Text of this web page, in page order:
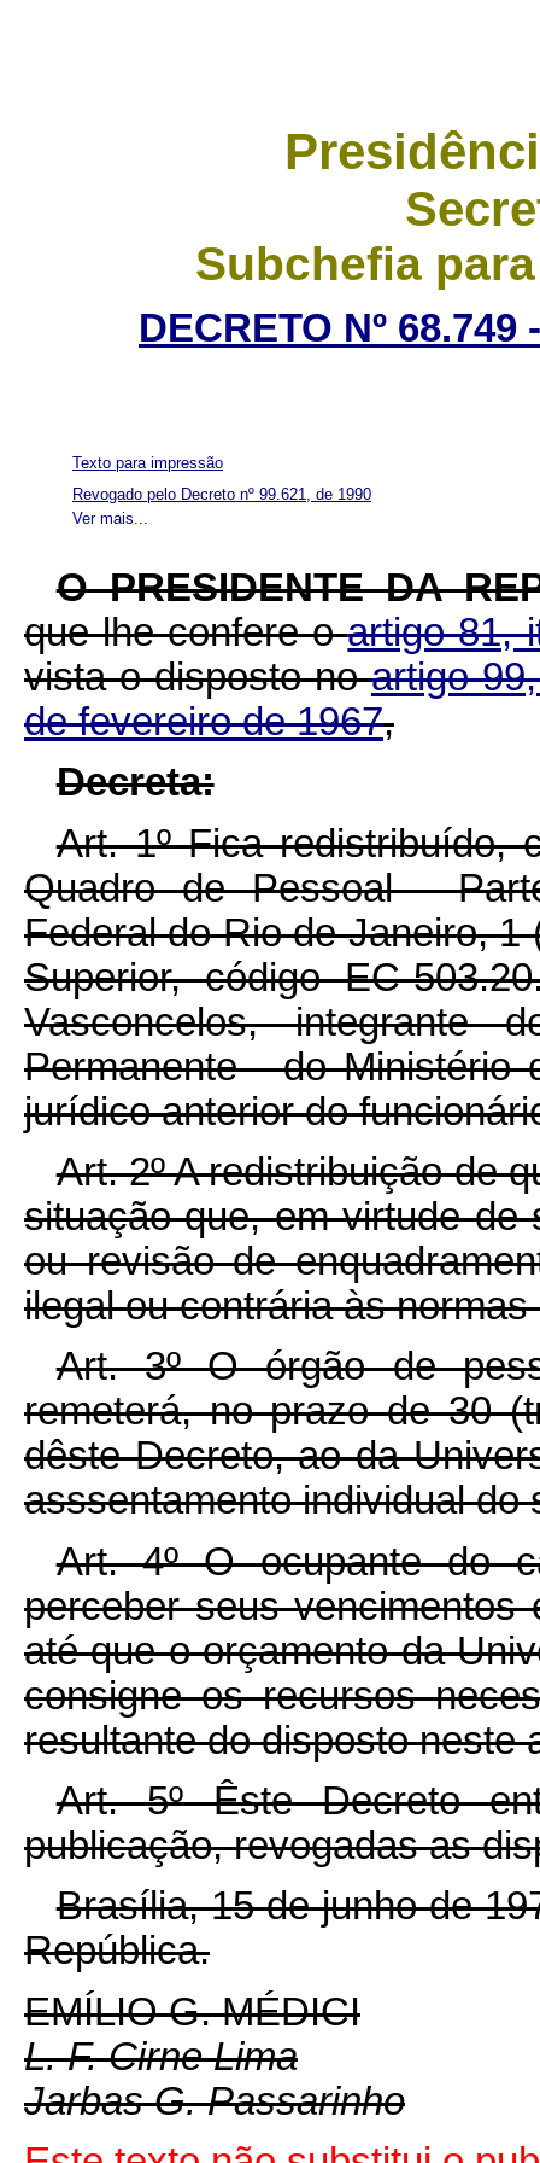
Subchefia
DECRETO Nº
Ver mais...
Texto para impressão
Revogado pelo Decreto nº 99.621, de 1990
O PRESIDENTE DA
que lhe confere oartigo 81,
vista o disposto noartigo
de fevereiro de 1967,
Decreta:
Art. 1º Fica redistribuído,
Quadro de Pessoal -
Federal do Rio de Janeiro,
Superior, código EC-
Vasconcelos,
Permanente - do Ministério
jurídico anterior do
Art. 2º A redistribuição de
situação que, em virtude de
ou revisão de
ilegal ou contrária às
Art. 3º O órgão de
remeterá, no prazo de 30
dêste Decreto, ao da
asssentamento individual do
Art. 4º O ocupante do
perceber seus vencimentos
até que o orçamento da
consigne os recursos
resultante do disposto neste
Art. 5º Êste Decreto
publicação, revogadas as
Brasília, 15 de junho de
República.
EMÍLIO G. MÉDICI
L. F. Cirne Lima
Jarbas G. Passarinho